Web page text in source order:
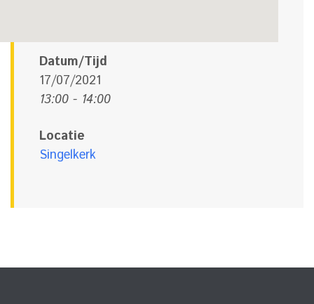
Datum/Tijd
17/07/2021
13:00 - 14:00
Locatie
Singelkerk